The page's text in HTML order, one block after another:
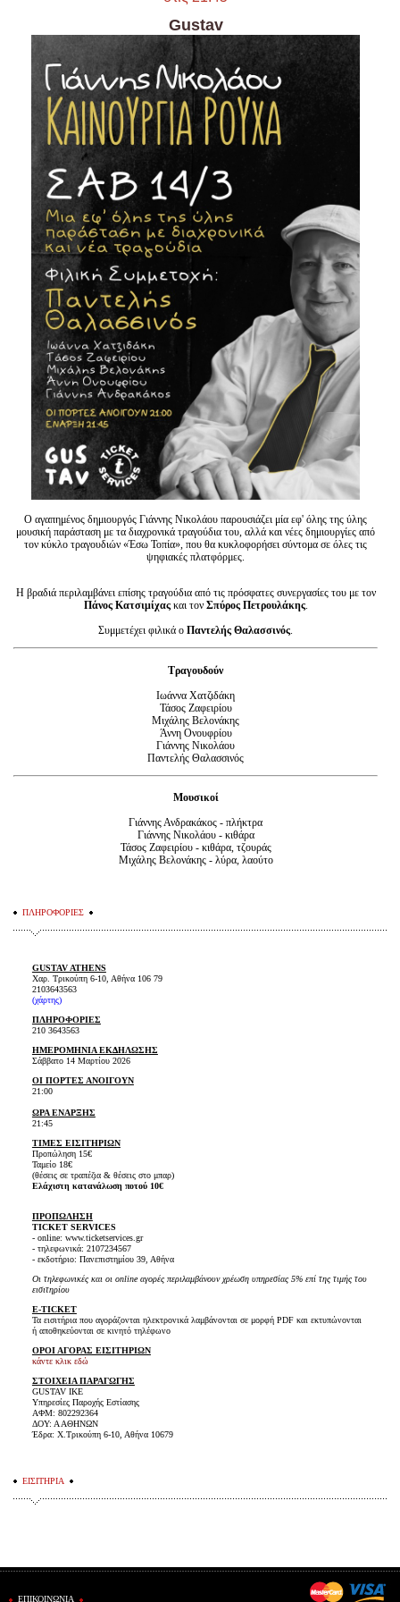
Είσοδος διαχειριστή
Gustav
Ο αγαπημένος δημιουργός Γιάννης Νικολάου παρουσιάζει μία εφ' όλης της ύλης
μουσική παράσταση με τα διαχρονικά τραγούδια του, αλλά και νέες δημιουργίες από
τον κύκλο τραγουδιών «Έσω Τοπία», που θα κυκλοφορήσει σύντομα σε όλες τις
ψηφιακές πλατφόρμες.
Η βραδιά περιλαμβάνει επίσης τραγούδια από τις πρόσφατες συνεργασίες του με τον
Πάνος Κατσιμίχαςκαι τον Σπύρος Πετρουλάκης.
Συμμετέχει φιλικά ο Παντελής Θαλασσινός.
Τραγουδούν
Ιωάννα Χατζιδάκη
Τάσος Ζαφειρίου
Μιχάλης Βελονάκης
Άννη Ονουφρίου
Γιάννης Νικολάου
Παντελής Θαλασσινός
Μουσικοί
Γιάννης Ανδρακάκος - πλήκτρα
Γιάννης Νικολάου - κιθάρα
Τάσος Ζαφειρίου - κιθάρα, τζουράς
Μιχάλης Βελονάκης - λύρα, λαούτο
ΠΛΗΡΟΦΟΡΙΕΣ
GUSTAV ATHENS
Χαρ. Τρικούπη 6-10, Αθήνα 106 79
2103643563
(χάρτης)
ΠΛΗΡΟΦΟΡΙΕΣ
210 3643563
ΗΜΕΡΟΜΗΝΙΑ ΕΚΔΗΛΩΣΗΣ
Σάββατο 14 Μαρτίου 2026
ΟΙ ΠΟΡΤΕΣ ΑΝΟΙΓΟΥΝ
21:00
ΩΡΑ ΕΝΑΡΞΗΣ
21:45
ΤΙΜΕΣ ΕΙΣΙΤΗΡΙΩΝ
Προπώληση 15€
Ταμείο 18€
(θέσεις σε τραπέζια & θέσεις στο μπαρ)
Ελάχιστη κατανάλωση ποτού 10€
ΠΡΟΠΩΛΗΣΗ
TICKET SERVICES
- online: www.ticketservices.gr
- τηλεφωνικά: 2107234567
- εκδοτήριο: Πανεπιστημίου 39, Αθήνα
Οι τηλεφωνικές και οι online αγορές περιλαμβάνουν χρέωση υπηρεσίας 5% επί της τιμής του
εισιτηρίου
E-TICKET
Τα εισιτήρια που αγοράζονται ηλεκτρονικά λαμβάνονται σε μορφή PDF και εκτυπώνονται
ή αποθηκεύονται σε κινητό τηλέφωνο
ΟΡΟΙ ΑΓΟΡΑΣ ΕΙΣΙΤΗΡΙΩΝ
κάντε κλικ εδώ
ΣΤΟΙΧΕΙΑ ΠΑΡΑΓΩΓΗΣ
GUSTAV IKE
Υπηρεσίες Παροχής Εστίασης
AΦΜ: 802292364
ΔΟΥ: Α ΑΘΗΝΩΝ
Έδρα: Χ.Τρικούπη 6-10, Αθήνα 10679
ΕΙΣΙΤΗΡΙΑ
ΕΠΙΚΟΙΝΩΝΙΑ